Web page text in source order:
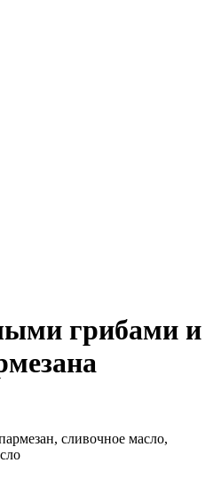
грибами и
сливочное масло,